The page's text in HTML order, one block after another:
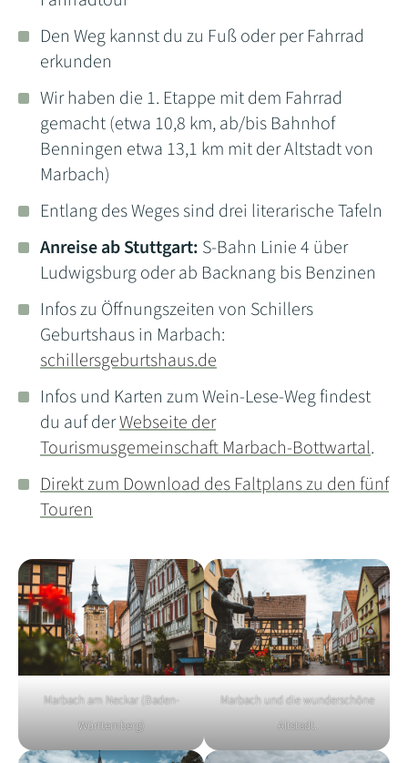
Den Weg kannst du zu Fuß oder per Fahrrad
erkunden
Wir haben die 1. Etappe mit dem Fahrrad
gemacht (etwa 10,8 km, ab/bis Bahnhof
Benningen etwa 13,1 km mit der Altstadt von
Marbach)
Entlang des Weges sind drei literarische Tafeln
Anreise ab Stuttgart: S-Bahn Linie 4 über
Ludwigsburg oder ab Backnang bis Benzinen
Infos zu Öffnungszeiten von Schillers
Geburtshaus in Marbach:
schillersgeburtshaus.de
Infos und Karten zum Wein-Lese-Weg findest
du auf derWebseite der
Tourismusgemeinschaft Marbach-Bottwartal.
Direkt zum Download des Faltplans zu den fünf
Touren
Marbach am Neckar (Baden-
Württemberg)
Marbach und die wunderschöne
Altstadt.